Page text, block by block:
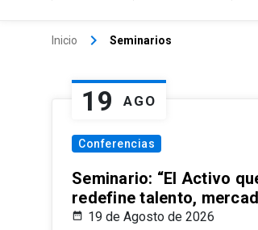
Inicio keyboard_arrow_right Seminarios
19 AGO
Conferencias
Seminario: “El Activo
redefine talento,
19 de Agosto de 2026